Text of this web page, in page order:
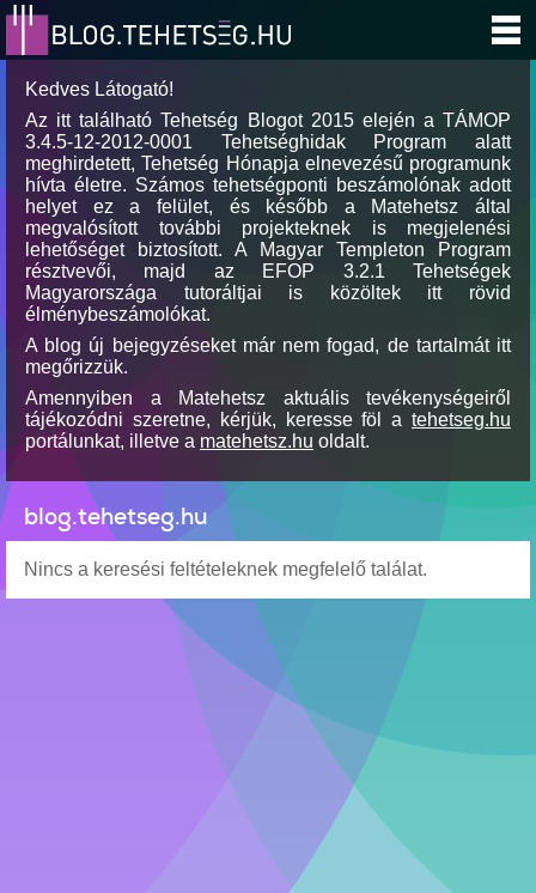
Kedves Látogató!
Az itt található Tehetség Blogot 2015 elején a TÁMOP
3.4.5-12-2012-0001 Tehetséghidak Program alatt
meghirdetett, Tehetség Hónapja elnevezésű programunk
hívta életre. Számos tehetségponti beszámolónak adott
helyet ez a felület, és később a Matehetsz által
megvalósított további projekteknek is megjelenési
lehetőséget biztosított. A Magyar Templeton Program
résztvevői, majd az EFOP 3.2.1 Tehetségek
Magyarországa tutoráltjai is közöltek itt rövid
élménybeszámolókat.
A blog új bejegyzéseket már nem fogad, de tartalmát itt
megőrizzük.
Amennyiben a Matehetsz aktuális tevékenységeiről
tájékozódni szeretne, kérjük, keresse föl a tehetseg.hu
portálunkat, illetve a matehetsz.hu oldalt.
blog.tehetseg.hu
Nincs a keresési feltételeknek megfelelő találat.